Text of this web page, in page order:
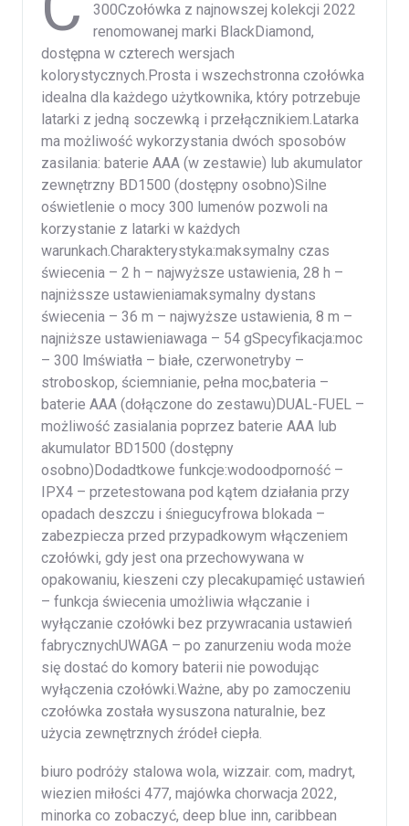
300Czołówka z najnowszej kolekcji 2022
renomowanej marki BlackDiamond,
dostępna w czterech wersjach
kolorystycznych.Prosta i wszechstronna czołówka
idealna dla każdego użytkownika, który potrzebuje
latarki z jedną soczewką i przełącznikiem.Latarka
ma możliwość wykorzystania dwóch sposobów
zasilania: baterie AAA (w zestawie) lub akumulator
zewnętrzny BD1500 (dostępny osobno)Silne
oświetlenie o mocy 300 lumenów pozwoli na
korzystanie z latarki w każdych
warunkach.Charakterystyka:maksymalny czas
świecenia – 2 h – najwyższe ustawienia, 28 h –
najniżssze ustawieniamaksymalny dystans
świecenia – 36 m – najwyższe ustawienia, 8 m –
najniższe ustawieniawaga – 54 gSpecyfikacja:moc
– 300 lmświatła – białe, czerwonetryby –
stroboskop, ściemnianie, pełna moc,bateria –
baterie AAA (dołączone do zestawu)DUAL-FUEL –
możliwość zasialania poprzez baterie AAA lub
akumulator BD1500 (dostępny
osobno)Dodadtkowe funkcje:wodoodporność –
IPX4 – przetestowana pod kątem działania przy
opadach deszczu i śniegucyfrowa blokada –
zabezpiecza przed przypadkowym włączeniem
czołówki, gdy jest ona przechowywana w
opakowaniu, kieszeni czy plecakupamięć ustawień
– funkcja świecenia umożliwia włączanie i
wyłączanie czołówki bez przywracania ustawień
fabrycznychUWAGA – po zanurzeniu woda może
się dostać do komory baterii nie powodując
wyłączenia czołówki.Ważne, aby po zamoczeniu
czołówka została wysuszona naturalnie, bez
użycia zewnętrznych źródeł ciepła.
biuro podróży stalowa wola, wizzair. com, madryt,
wiezien miłości 477, majówka chorwacja 2022,
minorka co zobaczyć, deep blue inn, caribbean